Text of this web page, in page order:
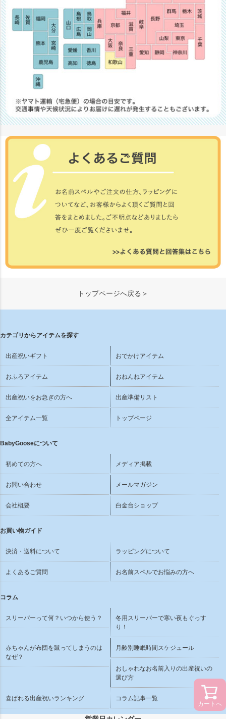
カートへ
トップページへ戻る＞
カテゴリからアイテムを探す
出産祝いギフト おでかけアイテム
おふろアイテム おねんねアイテム
出産祝いをお急ぎの方へ 出産準備リスト
全アイテム一覧 トップページ
BabyGooseについて
初めての方へ メディア掲載
お問い合わせ メールマガジン
会社概要 白金台ショップ
お買い物ガイド
決済・送料について ラッピングについて
よくあるご質問 お名前スペルでお悩みの方へ
コラム
スリーパーって何？いつから使う？
冬用スリーパーで寒い夜もぐっす
り！
赤ちゃんが布団を蹴ってしまうのは
なぜ？
月齢別睡眠時間スケジュール
おしゃれなお名前入りの出産祝いの
選び方
喜ばれる出産祝いランキング コラム記事一覧